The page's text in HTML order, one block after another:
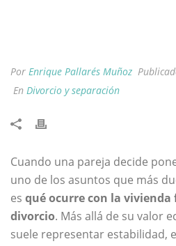
Por Enrique Pallarés Muñoz
En Divorcio y separación
Cuando una pareja decide
uno de los asuntos que más
es qué ocurre con la vivienda
divorcio. Más allá de su valor
suele representar estabilidad,